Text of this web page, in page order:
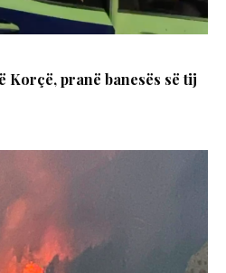
Korçë, pranë banesës së tij